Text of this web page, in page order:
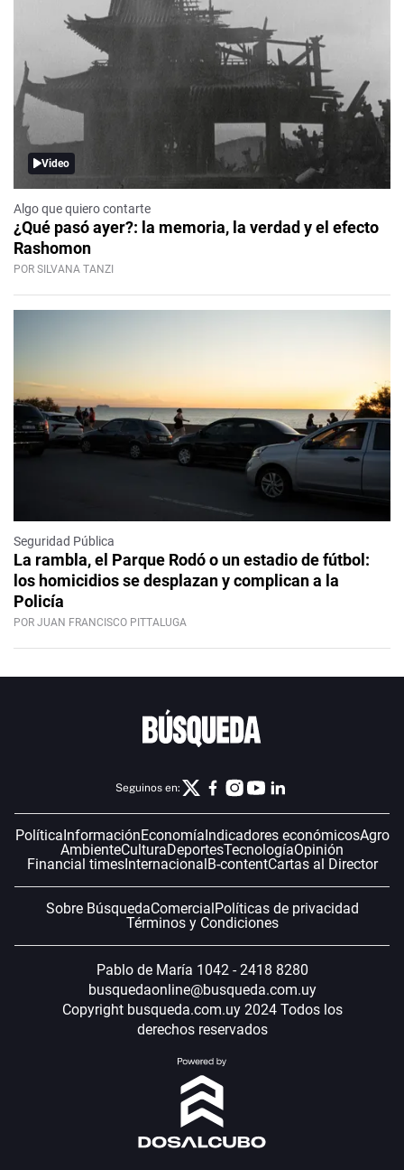
Video
Algo que quiero contarte
¿Qué pasó ayer?: la memoria, la verdad y el efecto
Rashomon
POR SILVANA TANZI
Seguridad Pública
La rambla, el Parque Rodó o un estadio de fútbol:
los homicidios se desplazan y complican a la
Policía
POR JUAN FRANCISCO PITTALUGA
Seguinos en:
PolíticaInformaciónEconomíaIndicadores económicosAgro
AmbienteCulturaDeportesTecnologíaOpinión
Financial timesInternacionalB-contentCartas al Director
Sobre BúsquedaComercialPolíticas de privacidad
Términos y Condiciones
Pablo de María 1042 - 2418 8280
busquedaonline@busqueda.com.uy
Copyright busqueda.com.uy 2024 Todos los
derechos reservados